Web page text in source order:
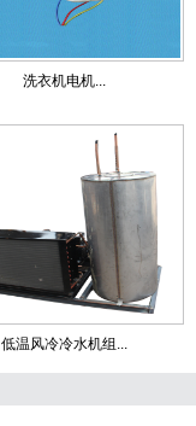
洗衣机电机...
低温风冷冷水机组...